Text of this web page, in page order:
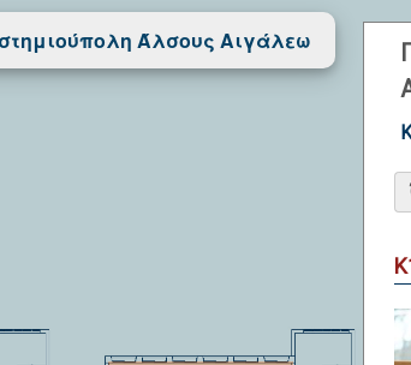
Άλσους Αιγάλεω